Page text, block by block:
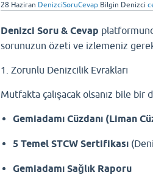
28 Haziran DenizciSoruCevap Bilgin Denizci
Denizci Soru & Cevap
sorunuzun özeti ve izlemeniz
1. Zorunlu Denizcilik Evrakları
Mutfakta çalışacak olsanız bile bir
Gemiadamı Cüzdanı (Liman
5 Temel STCW Sertifikası
Gemiadamı Sağlık Raporu